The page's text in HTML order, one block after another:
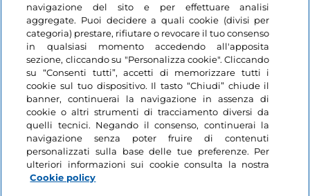
Informazioni sul sito
Link Utili
Login
Restiamo in contatto
navigazione del sito e per effettuare analisi
aggregate. Puoi decidere a quali cookie (divisi per
categoria) prestare, rifiutare o revocare il tuo consenso
in qualsiasi momento accedendo all'apposita
sezione, cliccando su "Personalizza cookie". Cliccando
su “Consenti tutti”, accetti di memorizzare tutti i
cookie sul tuo dispositivo. Il tasto “Chiudi” chiude il
banner, continuerai la navigazione in assenza di
cookie o altri strumenti di tracciamento diversi da
quelli tecnici. Negando il consenso, continuerai la
navigazione senza poter fruire di contenuti
personalizzati sulla base delle tue preferenze. Per
ulteriori informazioni sui cookie consulta la nostra
Cookie policy